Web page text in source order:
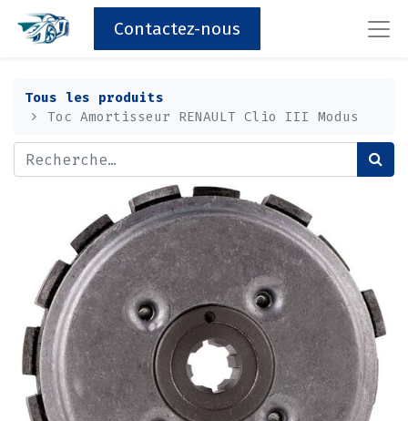
Contactez-nous
Tous les produits
Toc Amortisseur RENAULT Clio III Modus